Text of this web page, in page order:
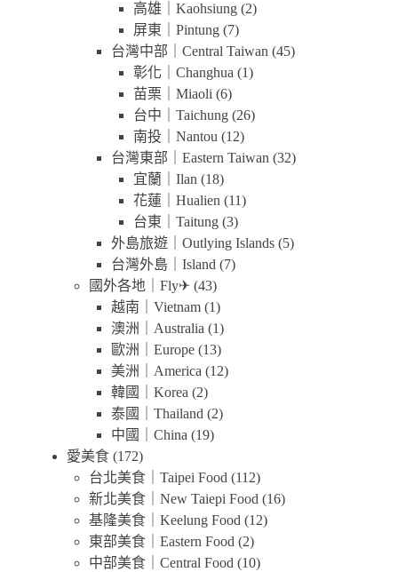
高雄｜Kaohsiung (2)
屏東｜Pintung (7)
台灣中部｜Central Taiwan (45)
彰化｜Changhua (1)
苗栗｜Miaoli (6)
台中｜Taichung (26)
南投｜Nantou (12)
台灣東部｜Eastern Taiwan (32)
宜蘭｜Ilan (18)
花蓮｜Hualien (11)
台東｜Taitung (3)
外島旅遊｜Outlying Islands (5)
台灣外島｜Island (7)
國外各地｜Fly✈ (43)
越南｜Vietnam (1)
澳洲｜Australia (1)
歐洲｜Europe (13)
美洲｜America (12)
韓國｜Korea (2)
泰國｜Thailand (2)
中國｜China (19)
愛美食 (172)
台北美食｜Taipei Food (112)
新北美食｜New Taiepi Food (16)
基隆美食｜Keelung Food (12)
東部美食｜Eastern Food (2)
中部美食｜Central Food (10)